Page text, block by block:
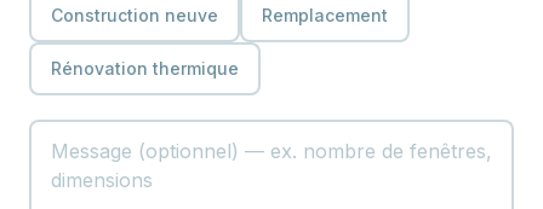
Construction neuve Remplacement
Rénovation thermique